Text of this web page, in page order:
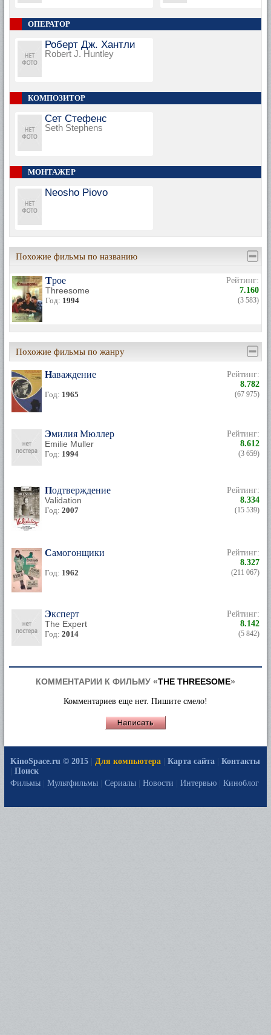
ОПЕРАТОР
Роберт Дж. Хантли
Robert J. Huntley
КОМПОЗИТОР
Сет Стефенс
Seth Stephens
МОНТАЖЕР
Neosho Piovo
Похожие фильмы по названию
Трое
Threesome
Год: 1994
Рейтинг:
7.160
(3 583)
Похожие фильмы по жанру
Наваждение
Год: 1965
Рейтинг:
8.782
(67 975)
Эмилия Мюллер
Emilie Muller
Год: 1994
Рейтинг:
8.612
(3 659)
Подтверждение
Validation
Год: 2007
Рейтинг:
8.334
(15 539)
Самогонщики
Год: 1962
Рейтинг:
8.327
(211 067)
Эксперт
The Expert
Год: 2014
Рейтинг:
8.142
(5 842)
КОММЕНТАРИИ К ФИЛЬМУ «THE THREESOME»
Комментариев еще нет. Пишите смело!
KinoSpace.ru © 2015 Для компьютера Карта сайта
Контакты
Поиск
Фильмы
Мультфильмы Сериалы Новости Интервью Киноблог